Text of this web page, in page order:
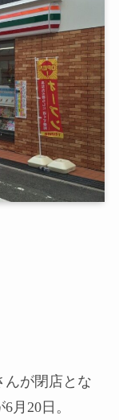
んが閉店とな
月20日。